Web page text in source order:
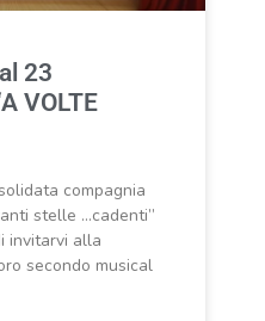
23
VOLTE
compagnia
stelle …cadenti”
invitarvi alla
secondo musical